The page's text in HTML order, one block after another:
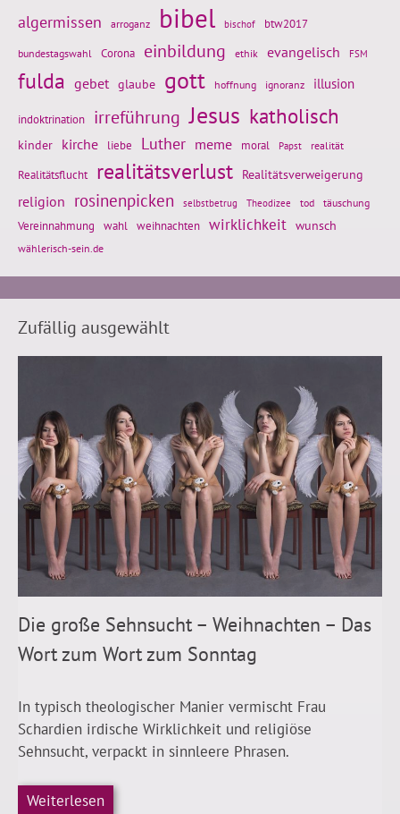
algermissen arroganz bibel bischof btw2017
bundestagswahl Corona einbildung ethik evangelisch FSM
fulda gebet glaube gott hoffnung ignoranz illusion
indoktrination irreführung Jesus katholisch
kinder kirche liebe Luther meme moral Papst realität
Realitätsflucht realitätsverlust Realitätsverweigerung
religion rosinenpicken selbstbetrug Theodizee tod täuschung
Vereinnahmung wahl weihnachten wirklichkeit wunsch
wählerisch-sein.de
Zufällig ausgewählt
Die große Sehnsucht – Weihnachten – Das
Wort zum Wort zum Sonntag
In typisch theologischer Manier vermischt Frau
Schardien irdische Wirklichkeit und religiöse
Sehnsucht, verpackt in sinnleere Phrasen.
Weiterlesen